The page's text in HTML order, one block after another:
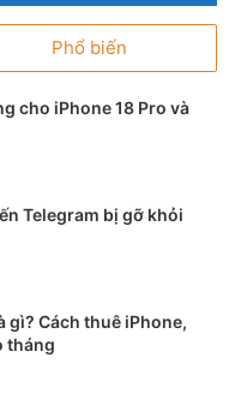
Phổ biến
cho iPhone 18 Pro và
Telegram bị gỡ khỏi
gì? Cách thuê iPhone,
tháng